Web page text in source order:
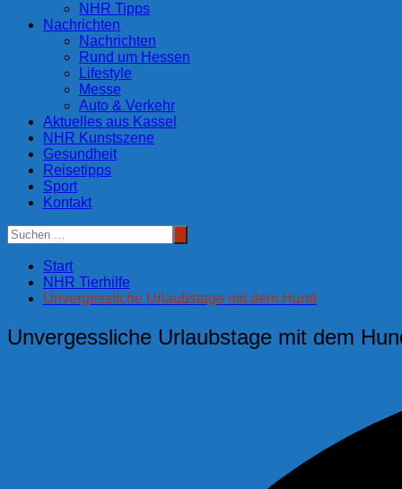
NHR Tipps
Nachrichten
Nachrichten
Rund um Hessen
Lifestyle
Messe
Auto & Verkehr
Aktuelles aus Kassel
NHR Kunstszene
Gesundheit
Reisetipps
Sport
Kontakt
Start
NHR Tierhilfe
Unvergessliche Urlaubstage mit dem Hund
Unvergessliche Urlaubstage mit dem